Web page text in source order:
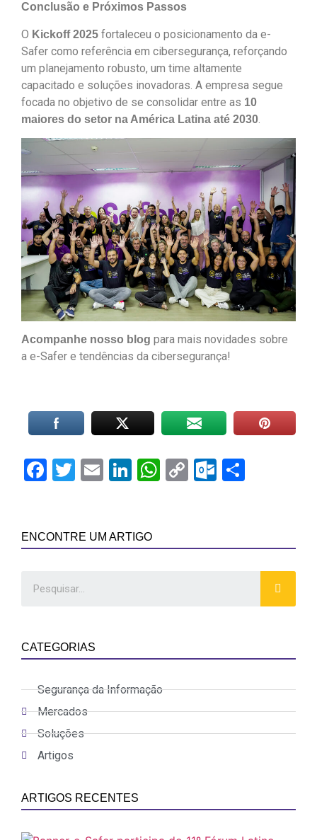
Conclusão e Próximos Passos
O Kickoff 2025 fortaleceu o posicionamento da e-
Safer como referência em cibersegurança, reforçando
um planejamento robusto, um time altamente
capacitado e soluções inovadoras. A empresa segue
focada no objetivo de se consolidar entre as 10
maiores do setor na América Latina até 2030
Acompanhe nosso blog para mais novidades sobre
a e-Safer e tendências da cibersegurança!
Facebook
Twitter
EmailLinkedIn
WhatsApp
Copy
ENCONTRE UM ARTIGO
CATEGORIAS
Segurança da Informação
Mercados
Soluções
Artigos
ARTIGOS RECENTES